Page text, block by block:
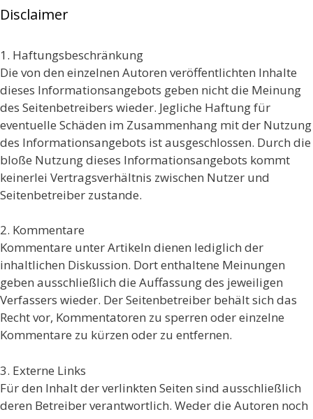
Disclaimer
1. Haftungsbeschränkung
Die von den einzelnen Autoren veröffentlichten Inhalte
dieses Informationsangebots geben nicht die Meinung
des Seitenbetreibers wieder. Jegliche Haftung für
eventuelle Schäden im Zusammenhang mit der Nutzung
des Informationsangebots ist ausgeschlossen. Durch die
bloße Nutzung dieses Informationsangebots kommt
keinerlei Vertragsverhältnis zwischen Nutzer und
Seitenbetreiber zustande.
2. Kommentare
Kommentare unter Artikeln dienen lediglich der
inhaltlichen Diskussion. Dort enthaltene Meinungen
geben ausschließlich die Auffassung des jeweiligen
Verfassers wieder. Der Seitenbetreiber behält sich das
Recht vor, Kommentatoren zu sperren oder einzelne
Kommentare zu kürzen oder zu entfernen.
3. Externe Links
Für den Inhalt der verlinkten Seiten sind ausschließlich
deren Betreiber verantwortlich. Weder die Autoren noch